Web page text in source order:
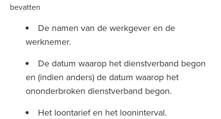
bevatten
De namen van de werkgever en de
werknemer.
De datum waarop het dienstverband begon
en (indien anders) de datum waarop het
ononderbroken dienstverband begon.
Het loontarief en het looninterval.